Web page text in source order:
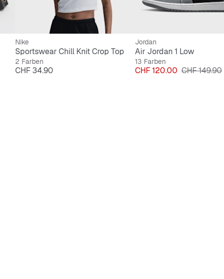
Nike
Sportswear Chill Knit Crop Top
2 Farben
Preis
CHF 34.90
Jordan
Air Jordan 1 Low
13 Farben
Preis
CHF 120.00 CHF 149.90